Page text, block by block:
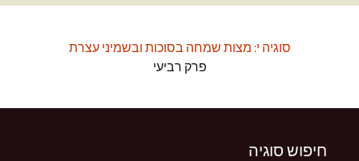
סוגיה י: מצות שמחה בסוכות ובשמיני עצרת
פרק רביעי
חיפוש סוגיה